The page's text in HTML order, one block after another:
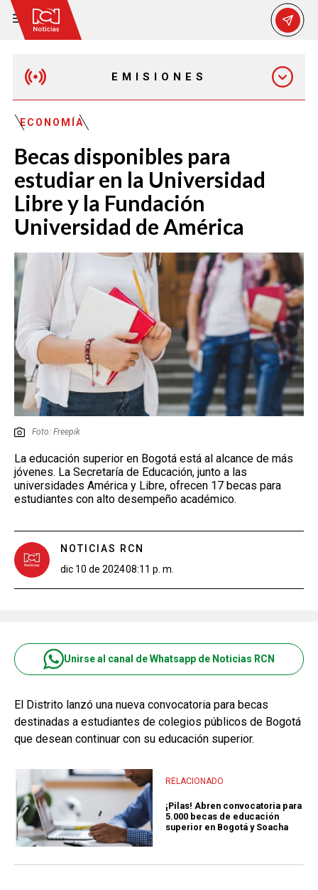
EMISIONES
EMISIÓN 7:00 PM
ECONOMÍA
Becas disponibles para
estudiar en la Universidad
Libre y la Fundación
Universidad de América
Foto: Freepik
La educación superior en Bogotá está al alcance de más
jóvenes. La Secretaría de Educación, junto a las
universidades América y Libre, ofrecen 17 becas para
estudiantes con alto desempeño académico.
NOTICIAS RCN
dic 10 de 202408:11 p. m.
Unirse al canal de Whatsapp de Noticias RCN
El Distrito lanzó una nueva convocatoria para becas
destinadas a estudiantes de colegios públicos de Bogotá
que desean continuar con su educación superior.
RELACIONADO
¡Pilas! Abren convocatoria para
5.000 becas de educación
superior en Bogotá y Soacha